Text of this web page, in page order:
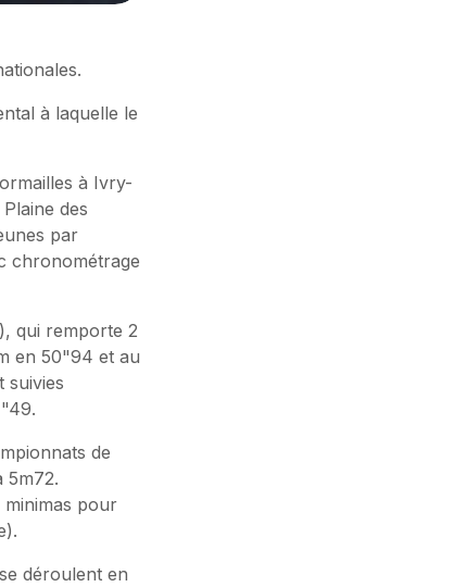
à laquelle le
à Ivry-
des
par
chronométrage
qui remporte 2
en 50"94 et au
suivies
de
5m72.
pour
déroulent en